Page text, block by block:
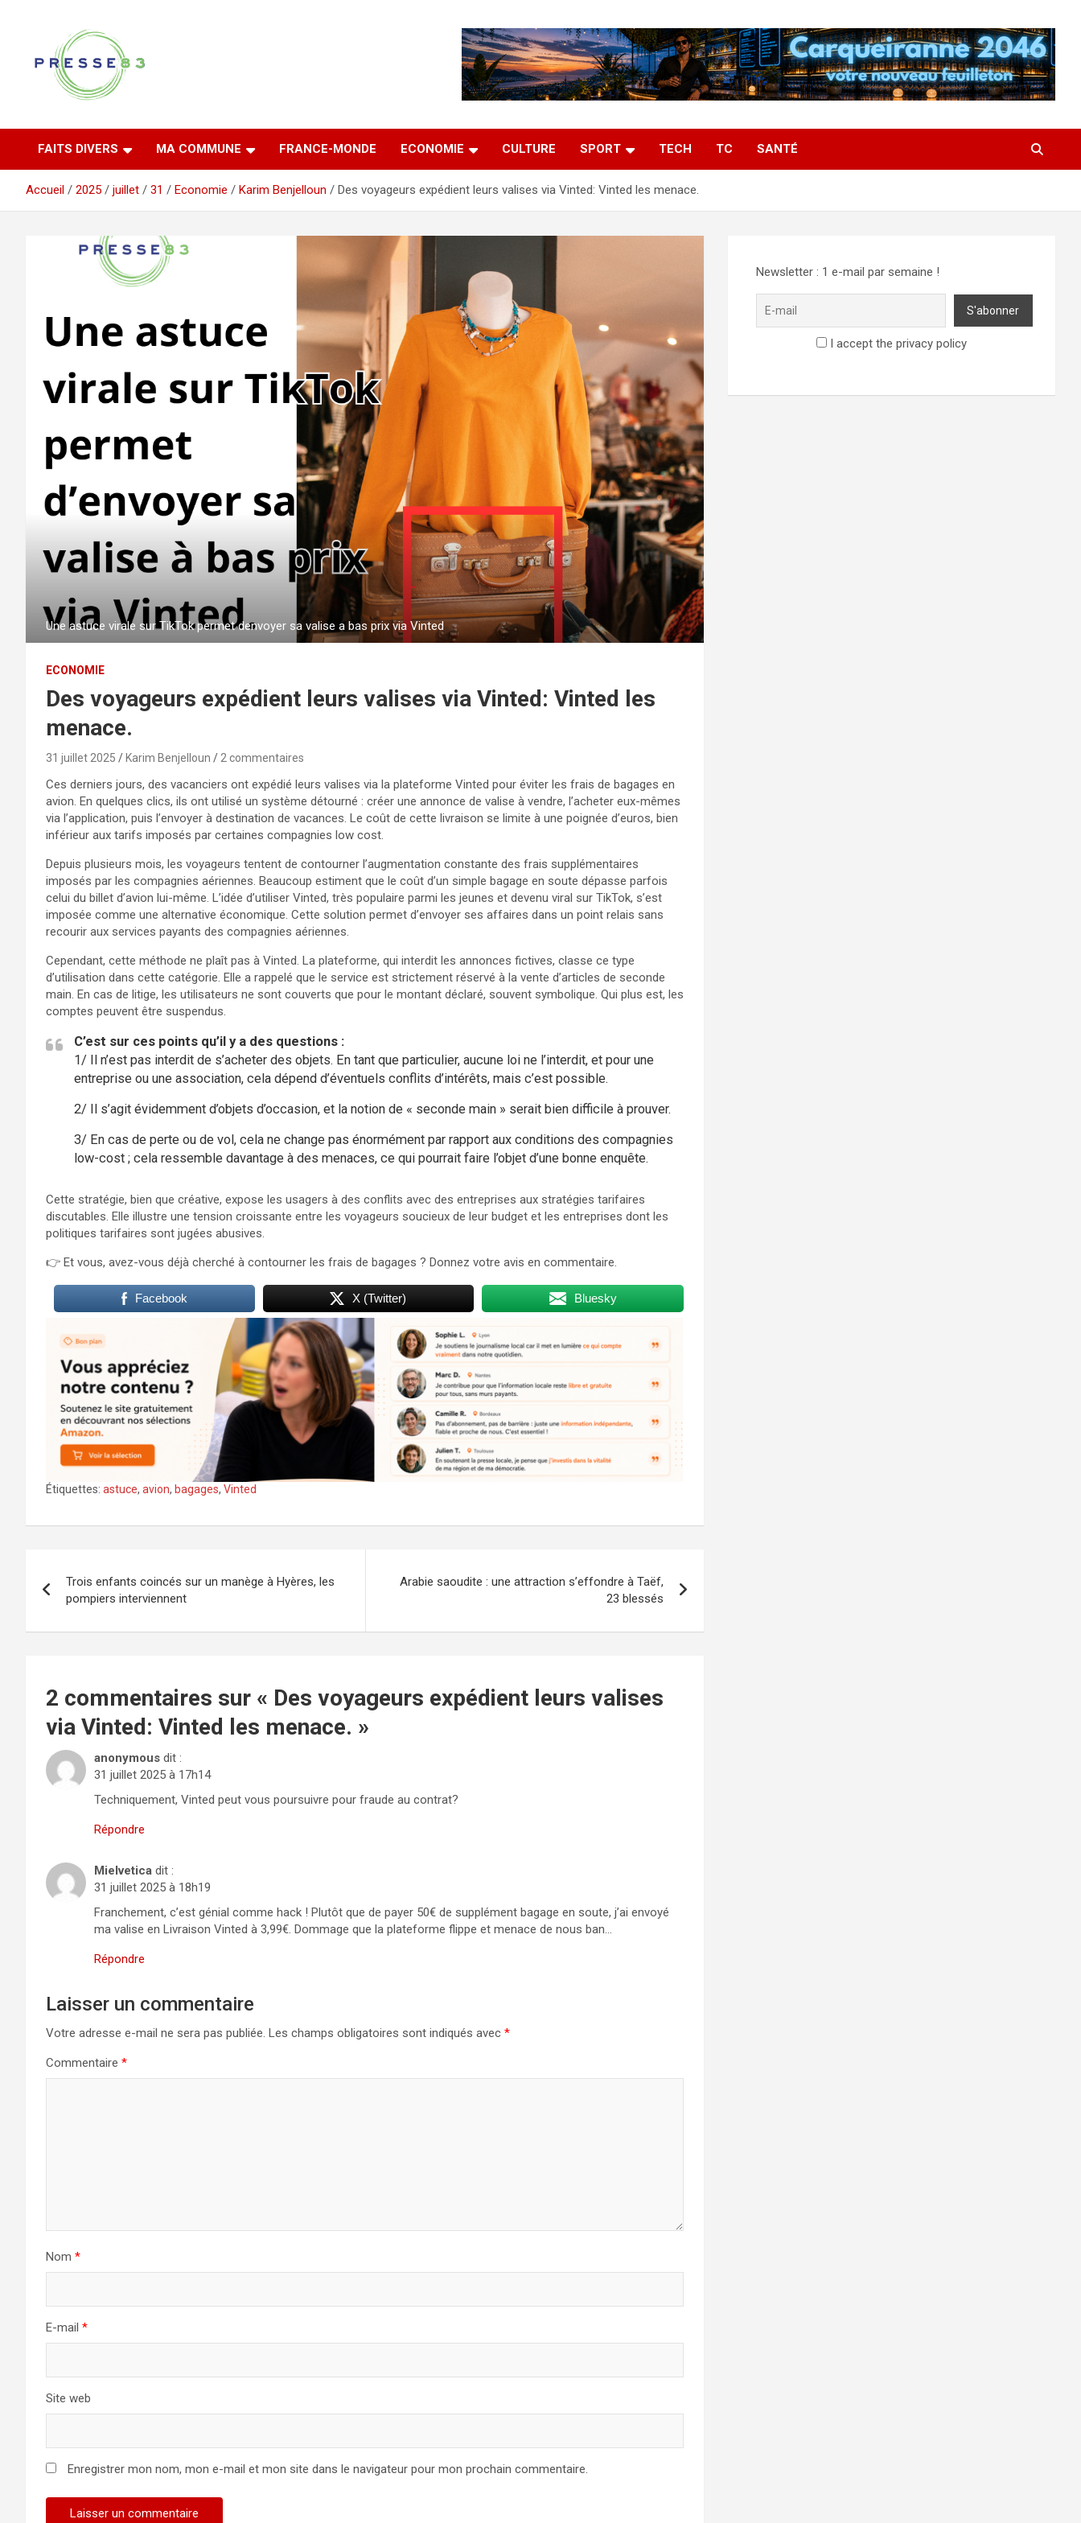
Presse 83
FAITS DIVERS MA COMMUNE FRANCE-MONDE ECONOMIE CULTURE SPORT TECH TC SANTÉ
Accueil 2025 juillet 31 Economie Karim Benjelloun Des voyageurs expédient leurs valises via Vinted: Vinted les menace.
Une astuce virale sur TikTok permet denvoyer sa valise a bas prix via Vinted
ECONOMIE
Des voyageurs expédient leurs valises via Vinted: Vinted les
menace.
31 juillet 2025 Karim Benjelloun 2 commentaires
Ces derniers jours, des vacanciers ont expédié leurs valises via la plateforme Vinted pour éviter les frais de bagages en
avion. En quelques clics, ils ont utilisé un système détourné : créer une annonce de valise à vendre, l’acheter eux-mêmes
via l’application, puis l’envoyer à destination de vacances. Le coût de cette livraison se limite à une poignée d’euros, bien
inférieur aux tarifs imposés par certaines compagnies low cost.
Depuis plusieurs mois, les voyageurs tentent de contourner l’augmentation constante des frais supplémentaires
imposés par les compagnies aériennes. Beaucoup estiment que le coût d’un simple bagage en soute dépasse parfois
celui du billet d’avion lui-même. L’idée d’utiliser Vinted, très populaire parmi les jeunes et devenu viral sur TikTok, s’est
imposée comme une alternative économique. Cette solution permet d’envoyer ses affaires dans un point relais sans
recourir aux services payants des compagnies aériennes.
Cependant, cette méthode ne plaît pas à Vinted. La plateforme, qui interdit les annonces fictives, classe ce type
d’utilisation dans cette catégorie. Elle a rappelé que le service est strictement réservé à la vente d’articles de seconde
main. En cas de litige, les utilisateurs ne sont couverts que pour le montant déclaré, souvent symbolique. Qui plus est, les
comptes peuvent être suspendus.
C’est sur ces points qu’il y a des questions :
1/ Il n’est pas interdit de s’acheter des objets. En tant que particulier, aucune loi ne l’interdit, et pour une
entreprise ou une association, cela dépend d’éventuels conflits d’intérêts, mais c’est possible.
2/ Il s’agit évidemment d’objets d’occasion, et la notion de « seconde main » serait bien difficile à prouver.
3/ En cas de perte ou de vol, cela ne change pas énormément par rapport aux conditions des compagnies
low-cost ; cela ressemble davantage à des menaces, ce qui pourrait faire l’objet d’une bonne enquête.
Cette stratégie, bien que créative, expose les usagers à des conflits avec des entreprises aux stratégies tarifaires
discutables. Elle illustre une tension croissante entre les voyageurs soucieux de leur budget et les entreprises dont les
politiques tarifaires sont jugées abusives.
👉 Et vous, avez-vous déjà cherché à contourner les frais de bagages ? Donnez votre avis en commentaire.
Facebook X (Twitter) Bluesky
Étiquettes: astuce, avion, bagages, Vinted
de
l’article
Trois enfants coincés sur un manège à Hyères, les
pompiers interviennent
Arabie saoudite : une attraction s’effondre à Taëf,
23 blessés
2 commentaires sur « Des voyageurs expédient leurs valises
via Vinted: Vinted les menace. »
anonymous dit :
31 juillet 2025 à 17h14
Techniquement, Vinted peut vous poursuivre pour fraude au contrat?
Répondre
Mielvetica dit :
31 juillet 2025 à 18h19
Franchement, c’est génial comme hack ! Plutôt que de payer 50€ de supplément bagage en soute, j’ai envoyé
ma valise en Livraison Vinted à 3,99€. Dommage que la plateforme flippe et menace de nous ban…
Répondre
Laisser un commentaire
Votre adresse e-mail ne sera pas publiée. Les champs obligatoires sont indiqués avec *
Commentaire *
Nom *
E-mail *
Site web
Enregistrer mon nom, mon e-mail et mon site dans le navigateur pour mon prochain commentaire.
Newsletter : 1 e-mail par semaine !
I accept the privacy policy